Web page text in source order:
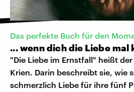
Das perfekte Buch für den
... wenn dich die Liebe mal
"Die Liebe im Ernstfall" heißt
Krien. Darin beschreibt sie, wie
schmerzlich Liebe für ihre fünf